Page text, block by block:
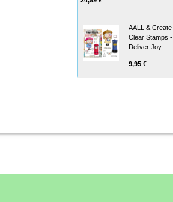
AALL & Create
Clear Stamps -
Deliver Joy
9,95 €